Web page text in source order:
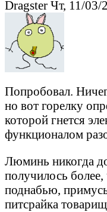
Dragster Чт, 11/03/
Попробовал.
но вот горелку
которой гнется
функционалом
Люминь никогда
получилось
поднабью, примусь
питсрайка